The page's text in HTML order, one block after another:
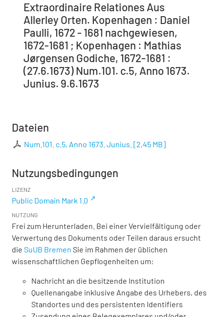
Extraordinaire Relationes Aus
Allerley Orten. Kopenhagen : Daniel
Paulli, 1672 - 1681 nachgewiesen,
1672-1681 ; Kopenhagen : Mathias
Jørgensen Godiche, 1672-1681 :
(27.6.1673) Num.101. c.5, Anno 1673.
Junius. 9.6.1673
Dateien
Num.101. c.5, Anno 1673. Junius. [2,45 MB]
Nutzungsbedingungen
LIZENZ
Public Domain Mark 1.0
NUTZUNG
Frei zum Herunterladen. Bei einer Vervielfältigung oder
Verwertung des Dokuments oder Teilen daraus ersucht
die SuUB Bremen Sie im Rahmen der üblichen
wissenschaftlichen Gepflogenheiten um:
Nachricht an die besitzende Institution
Quellenangabe inklusive Angabe des Urhebers, des
Standortes und des persistenten Identifiers